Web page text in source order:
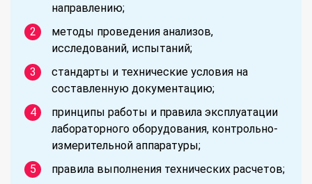
направлению;
методы проведения анализов,
исследований, испытаний;
стандарты и технические условия на
составленную документацию;
принципы работы и правила эксплуатации
лабораторного оборудования, контрольно-
измерительной аппаратуры;
правила выполнения технических расчетов;